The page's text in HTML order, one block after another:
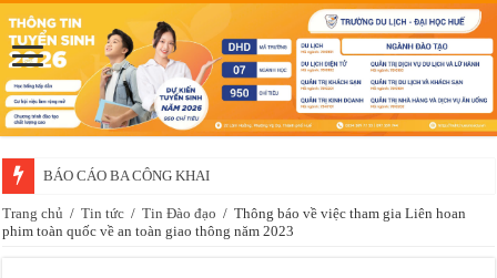
BÁO CÁO BA CÔNG KHAI
Thông báo về việc xét chọn sinh viên đề nghị nhận học bổng của doanh
Trang chủ / Tin tức / Tin Đào đạo / Thông báo về việc tham gia Liên hoan
phim toàn quốc về an toàn giao thông năm 2023